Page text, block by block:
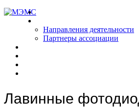
Направления деятельности
Партнеры ассоциации
Лавинные